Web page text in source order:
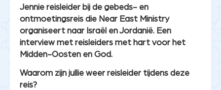
Jennie reisleider bij de gebeds- en
ontmoetingsreis die Near East Ministry
organiseert naar Israël en Jordanië. Een
interview met reisleiders met hart voor het
Midden-Oosten en God.
Waarom zijn jullie weer reisleider tijdens deze
reis?